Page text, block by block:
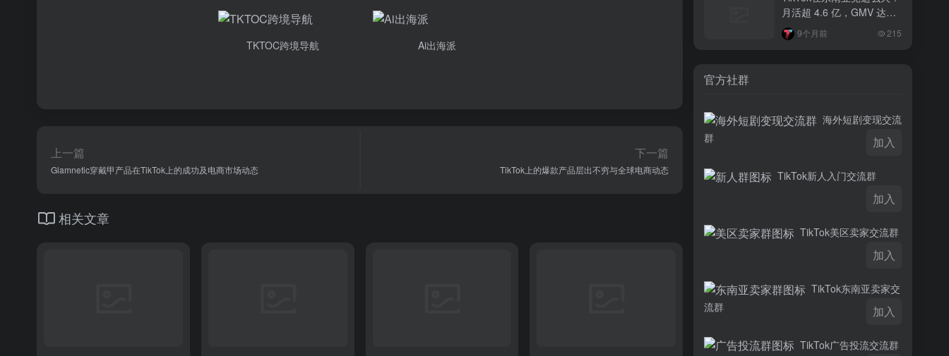
TKTOC跨境导航 Ai出海派
上一篇
Glamnetic穿戴甲产品在TikTok上的成功及电商市场动态
下一篇
TikTok上的爆款产品层出不穷与全球电商动态
相关文章
月活超 4.6 亿，GMV 达
382 亿，还有超多惊喜玩法
9个月前 215
官方社群
海外短剧变现交流
群
加入
TikTok新人入门交流群
加入
TikTok美区卖家交流群
加入
TikTok东南亚卖家交
流群
加入
TikTok广告投流交流群